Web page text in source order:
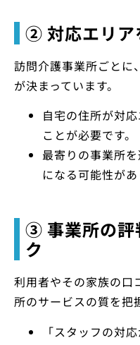
② 対応エリア
訪問介護事業所ごとに
が決まっています。
自宅の住所が対
ことが必要です。
最寄りの事業所
になる可能性があ
③ 事業所の評
ク
利用者やその家族の口
所のサービスの質を把
「スタッフの対応